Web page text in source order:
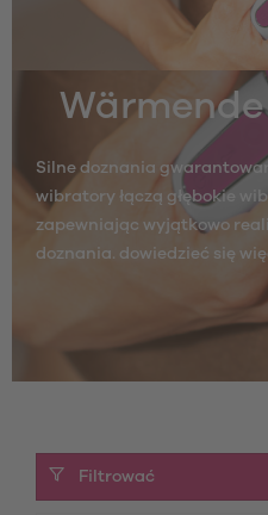
Silne doznania
wibratory łączą głębokie
zapewniając wyjątkowo
doznania. dowiedzieć się
Filtrować